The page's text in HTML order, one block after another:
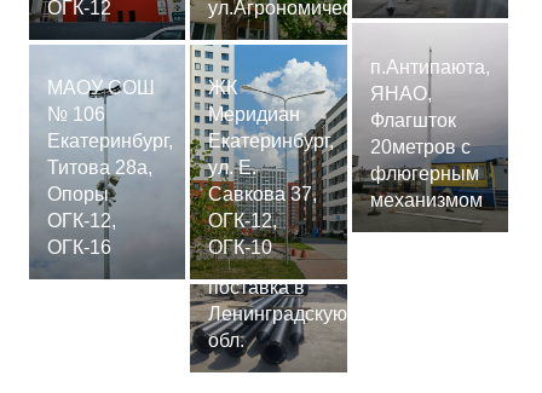
ОГК-12
МАОУ СОШ
№ 106
Екатеринбург,
Титова 28а,
Опоры
ОГК-12,
ОГК-16
ул.Агрономическая
ЖК
Меридиан
Екатеринбург,
ул. Е.
Савкова 37,
ОГК-12,
ОГК-10
Сваи
СМ-7,75м,
поставка в
Ленинградскую
обл.
п.Антипаюта,
ЯНАО,
Флагшток
20метров с
флюгерным
механизмом